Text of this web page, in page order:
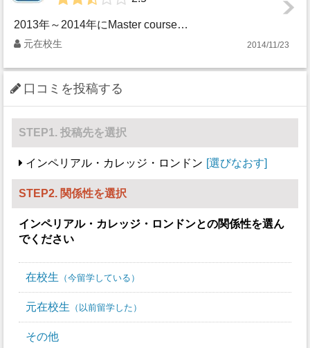
2013年～2014年にMaster courseで在籍していました。 住まいに関しては大学のサポートが乏しく不満に感じました。 Undergraduat...
元在校生 2014/11/23
口コミを投稿する
STEP1. 投稿先を選択
インペリアル・カレッジ・ロンドン 選びなおす
STEP2. 関係性を選択
インペリアル・カレッジ・ロンドンとの関係性を選ん
でください
在校生 今留学している
元在校生 以前留学した
その他